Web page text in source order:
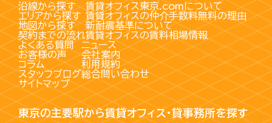
沿線から探す
エリアから探す
地図から探す
契約までの流れ
賃貸オフィス東京.comについて
賃貸オフィスの仲介手数料無料の理由
新耐震基準について
賃貸オフィスの賃料相場情報
よくある質問
お客様の声
コラム
スタッフブログ
サイトマップ
ニュース
会社案内
利用規約
総合問い合わせ
東京の主要駅から賃貸オフィス・貸事務所を探す